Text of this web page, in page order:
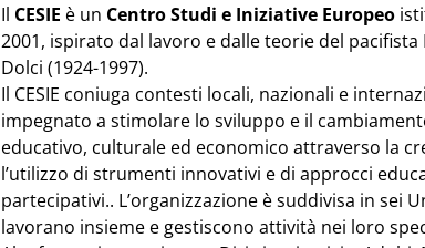
Il CESIE è un Centro Studi e Iniziative Europeo
2001, ispirato dal lavoro e dalle teorie del pacifista
Dolci (1924-1997).
Il CESIE coniuga contesti locali, nazionali e
impegnato a stimolare lo sviluppo e il
educativo, culturale ed economico attraverso la
l’utilizzo di strumenti innovativi e di approcci
partecipativi.. L’organizzazione è suddivisa in sei
lavorano insieme e gestiscono attività nei loro